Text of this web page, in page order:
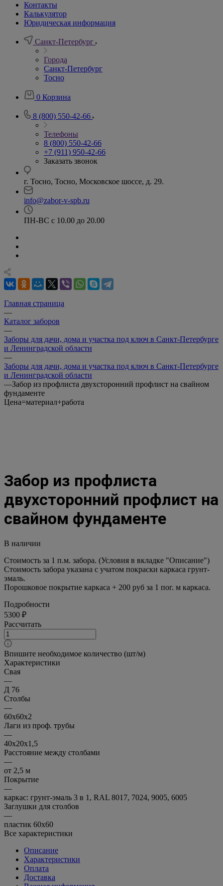
Контакты
Калькулятор
Юридическая информация
Санкт-Петербург
Города
Санкт-Петербург
Тосно
0 Корзина
8 (800) 550-42-66
Телефоны
8 (800) 550-42-66
+7 (911) 950-42-66
Заказать звонок
г. Тосно, Тосно, Московское шоссе, д. 29.
info@zabor-v-spb.ru
ПН-ВС с 10.00 до 20.00
Главная страница
—
Каталог заборов
—
Заборы для дачи, дома и участка под ключ в Санкт-Петербурге
и Ленинградской области
—
Заборы для дачи, дома и участка под ключ в Санкт-Петербурге
и Ленинградской области
—Забор из профлиста двухсторонний профлист на свайном
фундаменте
Цена=материал+работа
Забор из профлиста
двухсторонний профлист на
свайном фундаменте
В наличии
Стоимость за 1 п.м. забора. (Условия в вкладке "Описание")
Стоимость забора указана с учатом покраски каркаса грунт-
эмаль.
Порошковое покрытие каркаса + 200 руб за 1 пог. м каркаса.
Подробности
5300 ₽
Рассчитать
Впишите необходимое количество (шт/м)
Характеристики
Свая
—
Д 76
Столбы
—
60х60х2
Лаги из проф. трубы
—
40х20х1,5
Расстояние между столбами
—
от 2,5 м
Покрытие
—
каркас: грунт-эмаль 3 в 1, RAL 8017, 7024, 9005, 6005
Заглушки для столбов
—
пластик 60х60
Все характеристики
Описание
Характеристики
Оплата
Доставка